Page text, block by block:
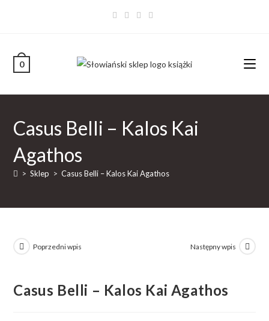
0
Casus Belli – Kalos Kai
Agathos
> Sklep > Casus Belli – Kalos Kai Agathos
Poprzedni wpis Następny wpis
Casus Belli – Kalos Kai Agathos